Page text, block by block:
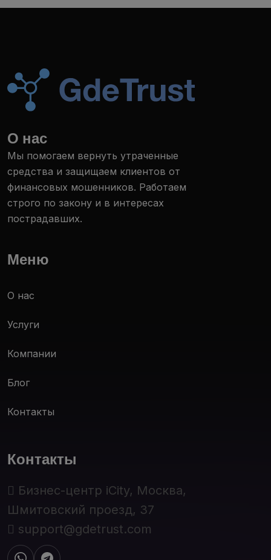
О нас
Мы помогаем вернуть утраченные
средства и защищаем клиентов от
финансовых мошенников. Работаем
строго по закону и в интересах
пострадавших.
Меню
О нас
Услуги
Компании
Блог
Контакты
Контакты
Бизнес-центр iCity, Москва,
Шмитовский проезд, 37
support@gdetrust.com